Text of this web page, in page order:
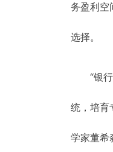
务盈利空
选择。
“银
统，培育
学家董希